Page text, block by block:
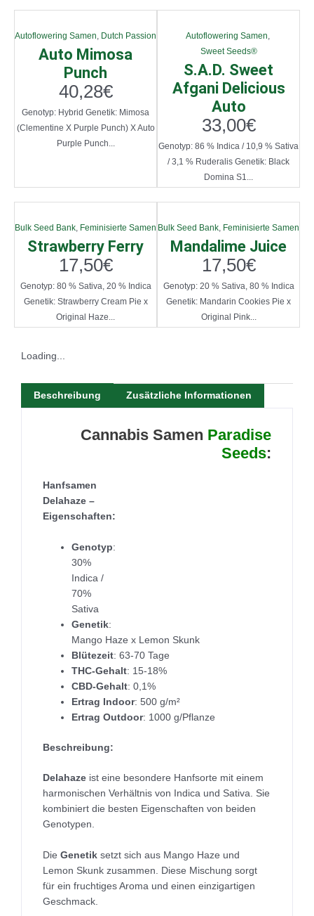
Autoflowering Samen, Dutch Passion
Auto Mimosa
Punch
40,28€
Genotyp: Hybrid Genetik: Mimosa
(Clementine X Purple Punch) X Auto
Purple Punch...
Autoflowering Samen,
Sweet Seeds®
S.A.D. Sweet
Afgani Delicious
Auto
33,00€
Genotyp: 86 % Indica / 10,9 % Sativa
/ 3,1 % Ruderalis Genetik: Black
Domina S1...
Bulk Seed Bank, Feminisierte Samen
Strawberry Ferry
17,50€
Genotyp: 80 % Sativa, 20 % Indica
Genetik: Strawberry Cream Pie x
Original Haze...
Bulk Seed Bank, Feminisierte Samen
Mandalime Juice
17,50€
Genotyp: 20 % Sativa, 80 % Indica
Genetik: Mandarin Cookies Pie x
Original Pink...
Loading...
Beschreibung Zusätzliche Informationen
Cannabis Samen Paradise
Seeds:
Hanfsamen
Delahaze –
Eigenschaften:
Genotyp:
30%
Indica /
70%
Sativa
Genetik:
Mango Haze x Lemon Skunk
Blütezeit: 63-70 Tage
THC-Gehalt: 15-18%
CBD-Gehalt: 0,1%
Ertrag Indoor: 500 g/m²
Ertrag Outdoor: 1000 g/Pflanze
Beschreibung:
Delahaze ist eine besondere Hanfsorte mit einem
harmonischen Verhältnis von Indica und Sativa. Sie
kombiniert die besten Eigenschaften von beiden
Genotypen.
Die Genetik setzt sich aus Mango Haze und
Lemon Skunk zusammen. Diese Mischung sorgt
für ein fruchtiges Aroma und einen einzigartigen
Geschmack.